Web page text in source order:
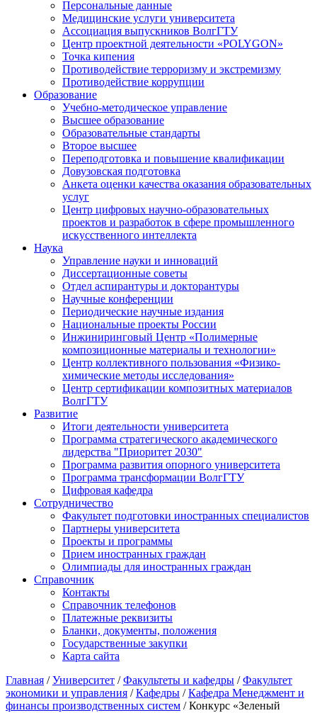
Персональные данные
Медицинские услуги университета
Ассоциация выпускников ВолгГТУ
Центр проектной деятельности «POLYGON»
Точка кипения
Противодействие терроризму и экстремизму
Противодействие коррупции
Образование
Учебно-методическое управление
Высшее образование
Образовательные стандарты
Второе высшее
Переподготовка и повышение квалификации
Довузовская подготовка
Анкета оценки качества оказания образовательных
услуг
Центр цифровых научно-образовательных
проектов и разработок в сфере промышленного
искусственного интеллекта
Наука
Управление науки и инноваций
Диссертационные советы
Отдел аспирантуры и докторантуры
Научные конференции
Периодические научные издания
Национальные проекты России
Инжиниринговый Центр «Полимерные
композиционные материалы и технологии»
Центр коллективного пользования «Физико-
химические методы исследования»
Центр сертификации композитных материалов
ВолгГТУ
Развитие
Итоги деятельности университета
Программа стратегического академического
лидерства "Приоритет 2030"
Программа развития опорного университета
Программа трансформации ВолгГТУ
Цифровая кафедра
Сотрудничество
Факультет подготовки иностранных специалистов
Партнеры университета
Проекты и программы
Прием иностранных граждан
Олимпиады для иностранных граждан
Справочник
Контакты
Справочник телефонов
Платежные реквизиты
Бланки, документы, положения
Государственные закупки
Карта сайта
Главная /Университет /Факультеты и кафедры /Факультет
экономики и управления /Кафедры /Кафедра Менеджмент и
финансы производственных систем / Конкурс «Зеленый